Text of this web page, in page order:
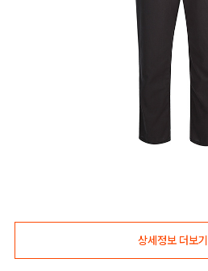
상세정보 더보기